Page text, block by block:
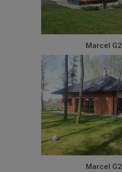
Marcel G2
Marcel G2